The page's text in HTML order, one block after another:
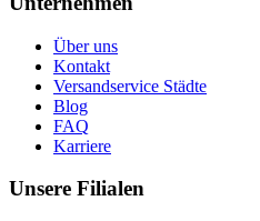
Über uns
Kontakt
Versandservice Städte
Blog
FAQ
Karriere
Unsere Filialen